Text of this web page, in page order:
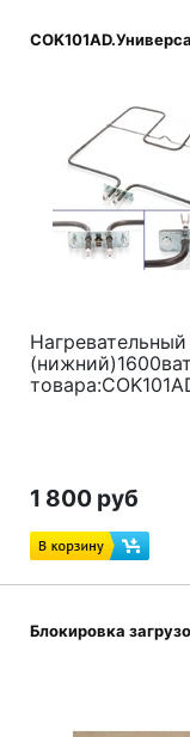
1 800 руб
Блокировка